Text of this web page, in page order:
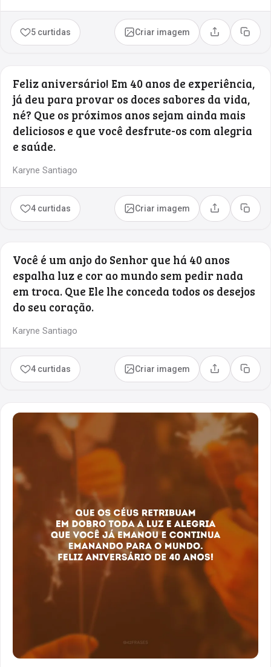
5 curtidas Criar imagem Compartilhar
Copiar
Feliz aniversário! Em 40 anos de experiência,
já deu para provar os doces sabores da vida,
né? Que os próximos anos sejam ainda mais
deliciosos e que você desfrute-os com alegria
e saúde.
Karyne Santiago
4 curtidas Criar imagem Compartilhar
Copiar
Você é um anjo do Senhor que há 40 anos
espalha luz e cor ao mundo sem pedir nada
em troca. Que Ele lhe conceda todos os desejos
do seu coração.
Karyne Santiago
4 curtidas Criar imagem Compartilhar
Copiar